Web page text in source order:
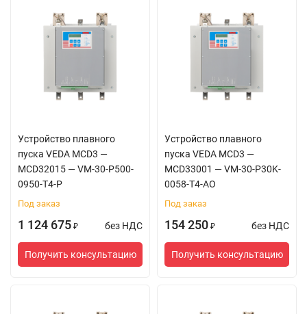
Устройство плавного
пуска VEDA MCD3 —
MCD32015 — VM-30-P500-
0950-T4-P
Под заказ
1 124 675 ₽ без НДС
Получить консультацию
Устройство плавного
пуска VEDA MCD3 —
MCD33001 — VM-30-P30K-
0058-T4-AO
Под заказ
154 250 ₽ без НДС
Получить консультацию